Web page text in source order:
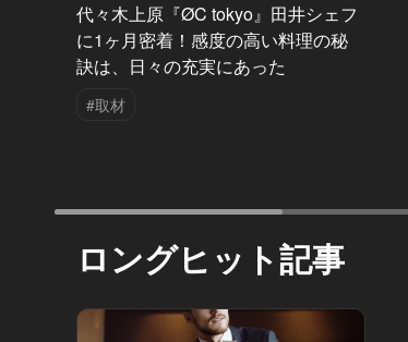
代々木上原『ØC tokyo』田井シェフ
に1ヶ月密着！感度の高い料理の秘
訣は、日々の充実にあった
#取材
ロングヒット記事